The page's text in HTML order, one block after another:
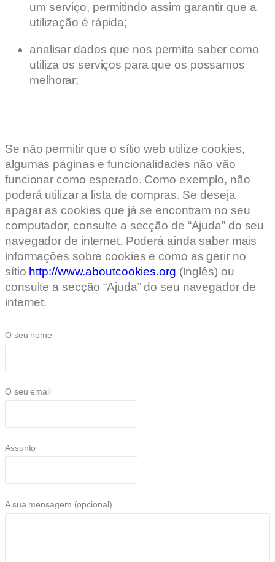
um serviço, permitindo assim garantir que a
utilização é rápida;
analisar dados que nos permita saber como
utiliza os serviços para que os possamos
melhorar;
Se não permitir que o sítio web utilize cookies,
algumas páginas e funcionalidades não vão
funcionar como esperado. Como exemplo, não
poderá utilizar a lista de compras. Se deseja
apagar as cookies que já se encontram no seu
computador, consulte a secção de “Ajuda” do seu
navegador de internet. Poderá ainda saber mais
informações sobre cookies e como as gerir no
sítio http://www.aboutcookies.org (Inglês) ou
consulte a secção “Ajuda” do seu navegador de
internet.
O seu nome
O seu email
Assunto
A sua mensagem (opcional)